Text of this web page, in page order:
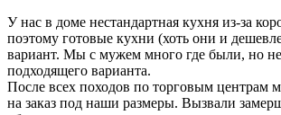
У нас в доме нестандартная кухня из-за
поэтому готовые кухни (хоть они и
вариант. Мы с мужем много где были, но
подходящего варианта.
После всех походов по торговым центрам
на заказ под наши размеры. Вызвали